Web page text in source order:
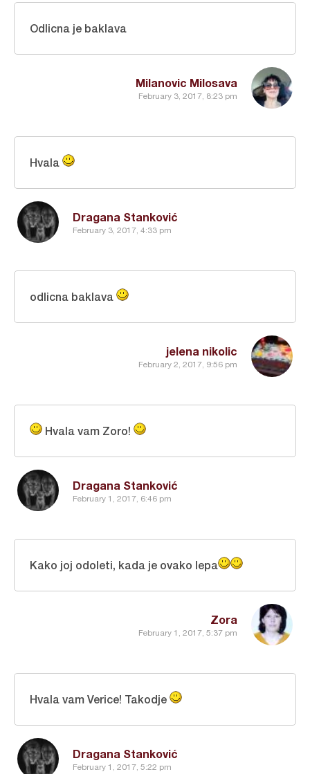
Milanovic Milosava
February 3, 2017, 8:23 pm
Odlicna je baklava
Dragana Stanković
February 3, 2017, 4:33 pm
Hvala
jelena nikolic
February 2, 2017, 9:56 pm
odlicna baklava
Dragana Stanković
February 1, 2017, 6:46 pm
Hvala vam Zoro!
Zora
February 1, 2017, 5:37 pm
Kako joj odoleti, kada je ovako lepa
Dragana Stanković
February 1, 2017, 5:22 pm
Hvala vam Verice! Takodje